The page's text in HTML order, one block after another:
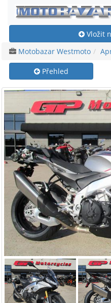
Vložit
Motobazar Westmoto
Přehled